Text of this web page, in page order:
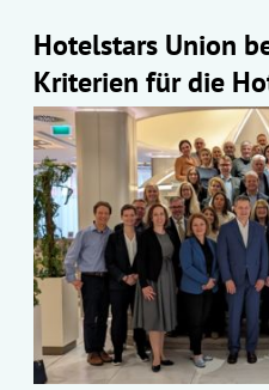
Hotelstars Union
Kriterien für die